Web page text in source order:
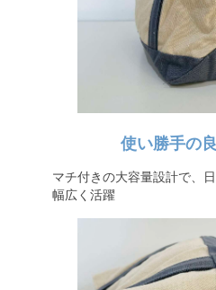
使い勝手の
マチ付きの大容量設計で、
幅広く活躍